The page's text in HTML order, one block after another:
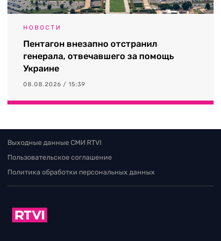
НОВОСТИ
Пентагон внезапно отстранил
генерала, отвечавшего за помощь
Украине
08.08.2026 / 15:39
Выходные данные СМИ RTVI
Пользовательское соглашение
Политика обработки персональных данных